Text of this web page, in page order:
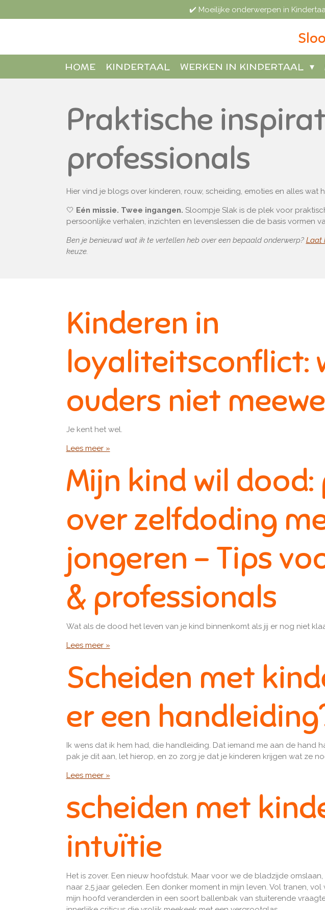
direct
hoofdinhoud
✔️ Moeilijke onderwerpen in
HOME KINDERTAAL WERKEN IN KINDERTAAL
Praktische
professionals
Hier vind je blogs over kinderen, rouw, scheiding, emoties en alles
🤍 Eén missie. Twee ingangen. Sloompje Slak is de plek voor
persoonlijke verhalen, inzichten en levenslessen die de basis vormen
Ben je benieuwd wat ik te vertellen heb over een bepaald onderwerp? Laat
keuze.
Kinderen in
loyaliteitsconflict:
ouders niet
Je kent het wel.
Lees meer »
Mijn kind wil
over zelfdoding
jongeren - Tips
& professionals
Wat als de dood het leven van je kind binnenkomt als jij er nog niet
Lees meer »
Scheiden met
er een
Ik wens dat ik hem had, die handleiding. Dat iemand me aan de hand
pak je dit aan, let hierop, en zo zorg je dat je kinderen krijgen wat ze
Lees meer »
scheiden met
intuïtie
Het is zover. Een nieuw hoofdstuk. Maar voor we de bladzijde
naar 2,5 jaar geleden. Een donker moment in mijn leven. Vol tranen, vol
mijn hoofd veranderden in een soort ballenbak van stuiterende